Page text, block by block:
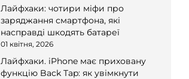
Лайфхаки: чотири міфи про
заряджання смартфона, які
насправді шкодять батареї
01 квітня, 2026
Лайфхаки. iPhone має приховану
функцію Back Tap: як увімкнути